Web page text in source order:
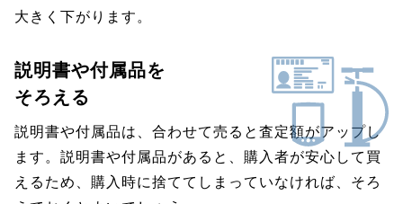
大きく下がります。
説明書や付属品を
そろえる
説明書や付属品は、合わせて売ると査定額がアップし
ます。説明書や付属品があると、購入者が安心して買
えるため、購入時に捨ててしまっていなければ、そろ